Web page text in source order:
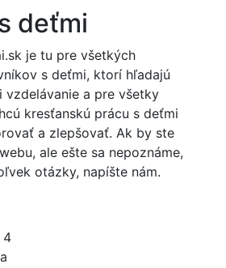
deťmi
je tu pre všetkých
s deťmi, ktorí hľadajú
vzdelávanie a pre všetky
kresťanskú prácu s deťmi
a zlepšovať. Ak by ste
ale ešte sa nepoznáme,
otázky, napíšte nám.
4